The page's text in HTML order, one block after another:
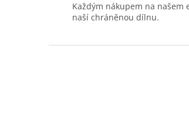
Každým nákupem na
naší chráněnou dílnu.